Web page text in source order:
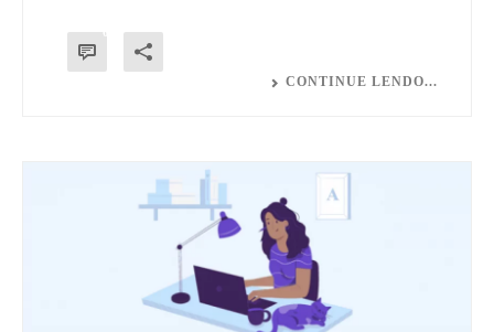
0
CONTINUE LENDO...